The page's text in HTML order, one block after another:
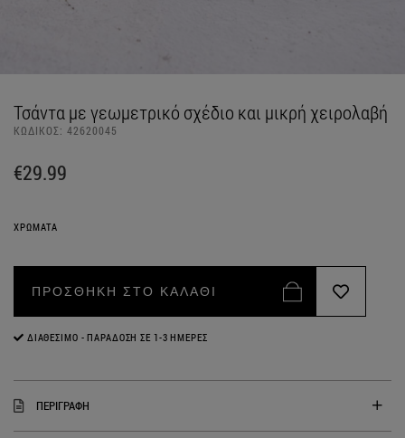
Τσάντα με γεωμετρικό σχέδιο και μικρή χειρολαβή
ΚΩΔΙΚΟΣ: 42620045
€29.99
ΧΡΩΜΑΤΑ
ΠΡΟΣΘΗΚΗ ΣΤΟ ΚΑΛΑΘΙ
ΔΙΑΘΈΣΙΜΟ - ΠΑΡΆΔΟΣΗ ΣΕ 1-3 ΗΜΈΡΕΣ
ΠΕΡΙΓΡΑΦΗ